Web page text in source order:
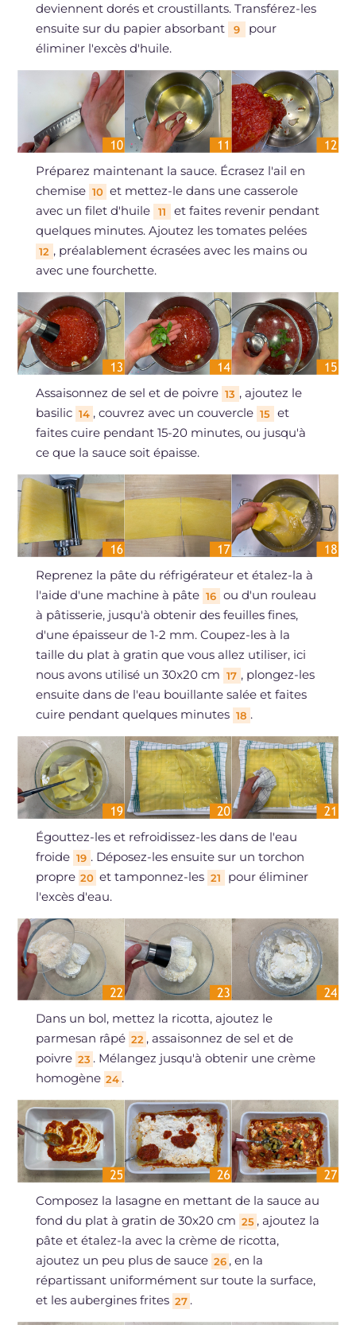
deviennent dorés et croustillants. Transférez-les
ensuite sur du papier absorbant
9
pour
éliminer l'excès d'huile.
Préparez maintenant la sauce. Écrasez l'ail en
chemise 10 et mettez-le dans une casserole
avec un filet d'huile
11
et faites revenir pendant
quelques minutes. Ajoutez les tomates pelées
12 , préalablement écrasées avec les mains ou
avec une fourchette.
Assaisonnez de sel et de poivre 13 , ajoutez le
basilic 14 , couvrez avec un couvercle 15 et
faites cuire pendant 15-20 minutes, ou jusqu'à
ce que la sauce soit épaisse.
Reprenez la pâte du réfrigérateur et étalez-la à
l'aide d'une machine à pâte 16 ou d'un rouleau
à pâtisserie, jusqu'à obtenir des feuilles fines,
d'une épaisseur de 1-2 mm. Coupez-les à la
taille du plat à gratin que vous allez utiliser, ici
nous avons utilisé un 30x20 cm 17 , plongez-les
ensuite dans de l'eau bouillante salée et faites
cuire pendant quelques minutes 18 .
Égouttez-les et refroidissez-les dans de l'eau
froide 19 . Déposez-les ensuite sur un torchon
propre 20 et tamponnez-les 21
pour éliminer
l'excès d'eau.
Dans un bol, mettez la ricotta, ajoutez le
parmesan râpé 22 , assaisonnez de sel et de
poivre 23 . Mélangez jusqu'à obtenir une crème
homogène 24 .
Composez la lasagne en mettant de la sauce au
fond du plat à gratin de 30x20 cm 25 , ajoutez la
pâte et étalez-la avec la crème de ricotta,
ajoutez un peu plus de sauce 26 , en la
répartissant uniformément sur toute la surface,
et les aubergines frites 27 .